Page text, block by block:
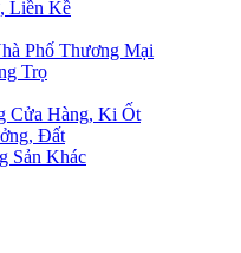
Liền Kề
Phố Thương Mại
Trọ
Cửa Hàng, Ki Ốt
Đất
Sản Khác